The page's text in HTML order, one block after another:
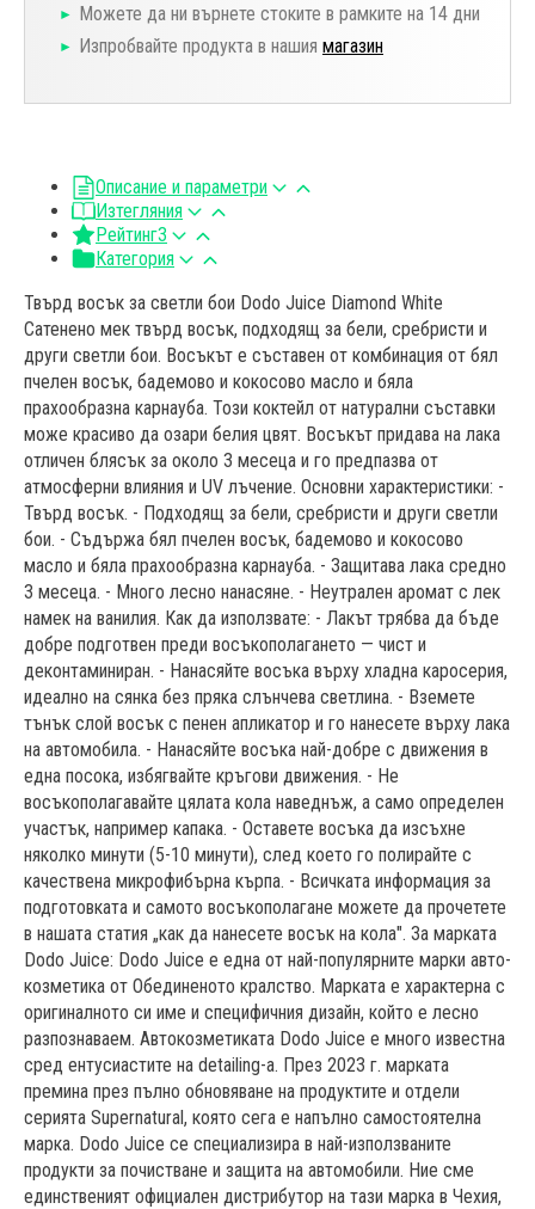
Можете да ни върнете стоките в рамките на 14 дни
Изпробвайте продукта в нашия магазин
Описание и параметри
Изтегляния
Рейтинг3
Категория
Твърд восък за светли бои Dodo Juice Diamond White
Сатенено мек твърд восък, подходящ за бели, сребристи и
други светли бои. Восъкът е съставен от комбинация от бял
пчелен восък, бадемово и кокосово масло и бяла
прахообразна карнауба. Този коктейл от натурални съставки
може красиво да озари белия цвят. Восъкът придава на лака
отличен блясък за около 3 месеца и го предпазва от
атмосферни влияния и UV лъчение. Основни характеристики: -
Твърд восък. - Подходящ за бели, сребристи и други светли
бои. - Съдържа бял пчелен восък, бадемово и кокосово
масло и бяла прахообразна карнауба. - Защитава лака средно
3 месеца. - Много лесно нанасяне. - Неутрален аромат с лек
намек на ванилия. Как да използвате: - Лакът трябва да бъде
добре подготвен преди восъкополагането — чист и
деконтаминиран. - Нанасяйте восъка върху хладна каросерия,
идеално на сянка без пряка слънчева светлина. - Вземете
тънък слой восък с пенен апликатор и го нанесете върху лака
на автомобила. - Нанасяйте восъка най-добре с движения в
една посока, избягвайте кръгови движения. - Не
восъкополагавайте цялата кола наведнъж, а само определен
участък, например капака. - Оставете восъка да изсъхне
няколко минути (5-10 минути), след което го полирайте с
качествена микрофибърна кърпа. - Всичката информация за
подготовката и самото восъкополагане можете да прочетете
в нашата статия „как да нанесете восък на кола". За марката
Dodo Juice: Dodo Juice е една от най-популярните марки авто-
козметика от Обединеното кралство. Марката е характерна с
оригиналното си име и специфичния дизайн, който е лесно
разпознаваем. Автокозметиката Dodo Juice е много известна
сред ентусиастите на detailing-а. През 2023 г. марката
премина през пълно обновяване на продуктите и отдели
серията Supernatural, която сега е напълно самостоятелна
марка. Dodo Juice се специализира в най-използваните
продукти за почистване и защита на автомобили. Ние сме
единственият официален дистрибутор на тази марка в Чехия,